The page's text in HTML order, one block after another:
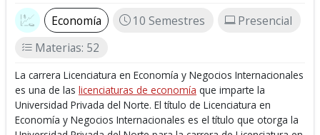
Economía 10 Semestres
Presencial
Materias: 52
La carrera Licenciatura en Economía y Negocios Internacionales
es una de las licenciaturas de economía que imparte la
Universidad Privada del Norte. El título de Licenciatura en
Economía y Negocios Internacionales es el título que otorga la